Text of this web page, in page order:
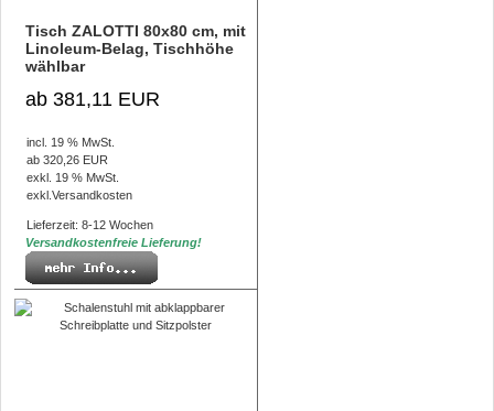
Tisch ZALOTTI 80x80 cm, mit
Linoleum-Belag, Tischhöhe
wählbar
ab 381,11 EUR
incl. 19 % MwSt.
ab 320,26 EUR
exkl. 19 % MwSt.
exkl. Versandkosten
Lieferzeit: 8-12 Wochen
Versandkostenfreie Lieferung!